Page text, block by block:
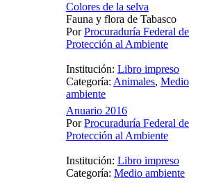
Colores de la selva
Fauna y flora de Tabasco
PorProcuraduría Federal de
Protección al Ambiente
Institución: Libro impreso
Categoría: Animales, Medio
ambiente
Anuario 2016
PorProcuraduría Federal de
Protección al Ambiente
Institución: Libro impreso
Categoría: Medio ambiente